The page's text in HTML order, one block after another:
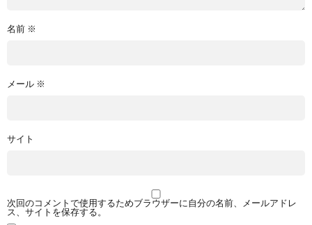
名前 ※
メール ※
サイト
次回のコメントで使用するためブラウザーに自分の名前、メールアドレ
ス、サイトを保存する。